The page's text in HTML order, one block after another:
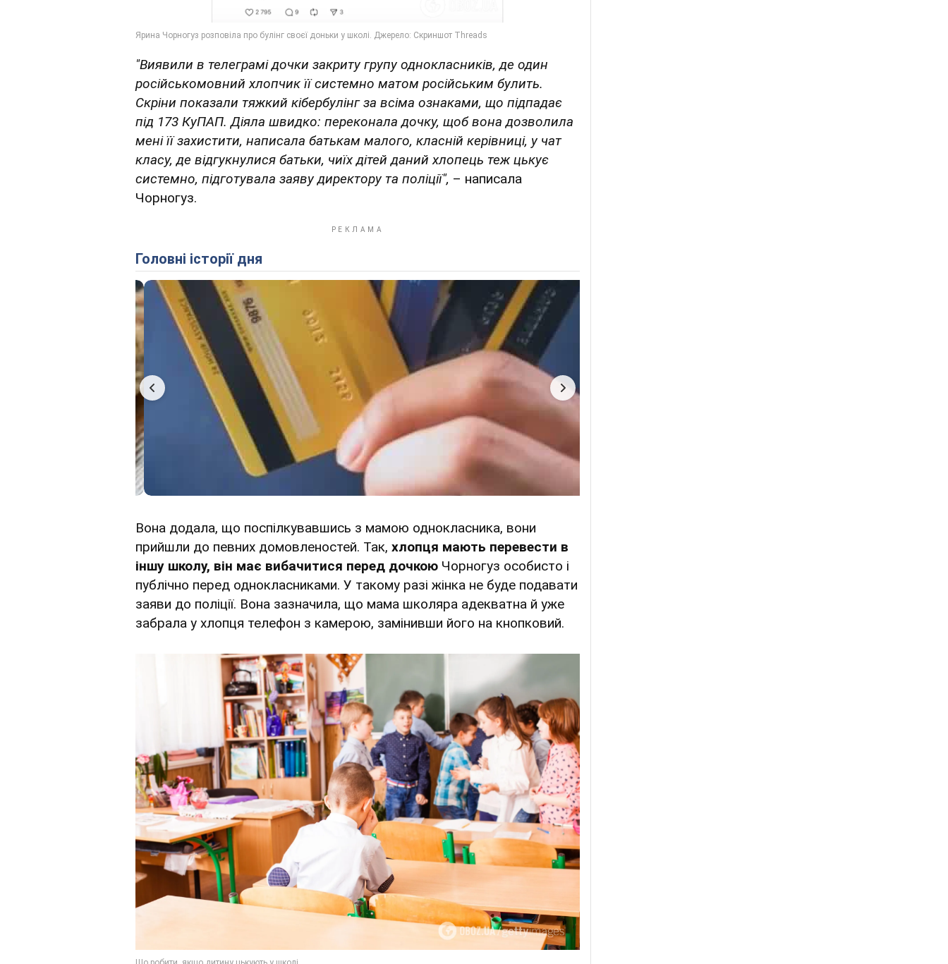
"Виявили в телеграмі дочки закриту групу однокласників, де один
російськомовний хлопчик її системно матом російським булить.
Скріни показали тяжкий кібербулінг за всіма ознаками, що підпадає
під 173 КуПАП. Діяла швидко: переконала дочку, щоб вона дозволила
мені її захистити, написала батькам малого, класній керівниці, у чат
класу, де відгукнулися батьки, чиїх дітей даний хлопець теж цькує
системно, підготувала заяву директору та поліції", – написала
Чорногуз.
Головні історії дня
Вона додала, що поспілкувавшись з мамою однокласника, вони
прийшли до певних домовленостей. Так, хлопця мають перевести в
іншу школу, він має вибачитися перед дочкою Чорногуз особисто і
публічно перед однокласниками. У такому разі жінка не буде подавати
заяви до поліції. Вона зазначила, що мама школяра адекватна й уже
забрала у хлопця телефон з камерою, замінивши його на кнопковий.